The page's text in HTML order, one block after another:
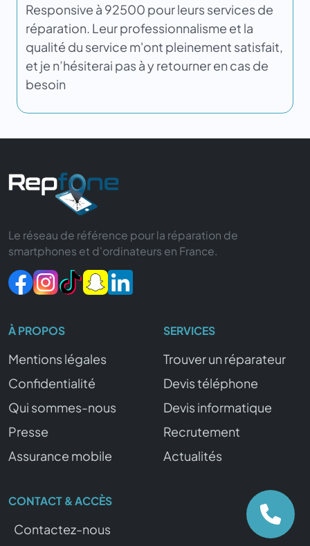
Responsive à 92500 pour leurs services de
réparation. Leur professionnalisme et la
qualité du service m'ont pleinement satisfait,
et je n’hésiterai pas à y retourner en cas de
besoin
Le réseau de référence pour la réparation de
smartphones et d'ordinateurs en France.
À PROPOS
Mentions légales
Confidentialité
Qui sommes-nous
Presse
Assurance mobile
SERVICES
Trouver un réparateur
Devis téléphone
Devis informatique
Recrutement
Actualités
CONTACT & ACCÈS
Contactez-nous